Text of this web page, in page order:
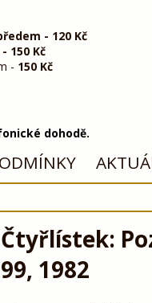
- 120 Kč
150 Kč
- 150 Kč
dohodě.
Čtyřlístek:
99, 1982